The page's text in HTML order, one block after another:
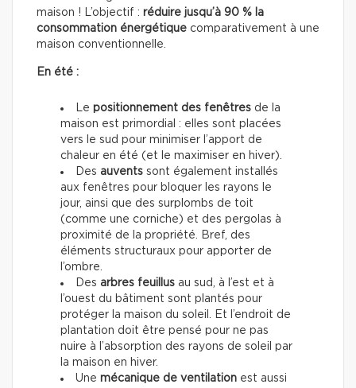
maison ! L’objectif : réduire jusqu’à 90 % la
consommation énergétique comparativement à une
maison conventionnelle.
En été :
Le positionnement des fenêtres de la
maison est primordial : elles sont placées
vers le sud pour minimiser l’apport de
chaleur en été (et le maximiser en hiver).
Des auvents sont également installés
aux fenêtres pour bloquer les rayons le
jour, ainsi que des surplombs de toit
(comme une corniche) et des pergolas à
proximité de la propriété. Bref, des
éléments structuraux pour apporter de
l’ombre.
Des arbres feuillus au sud, à l’est et à
l’ouest du bâtiment sont plantés pour
protéger la maison du soleil. Et l’endroit de
plantation doit être pensé pour ne pas
nuire à l’absorption des rayons de soleil par
la maison en hiver.
Une mécanique de ventilation est aussi